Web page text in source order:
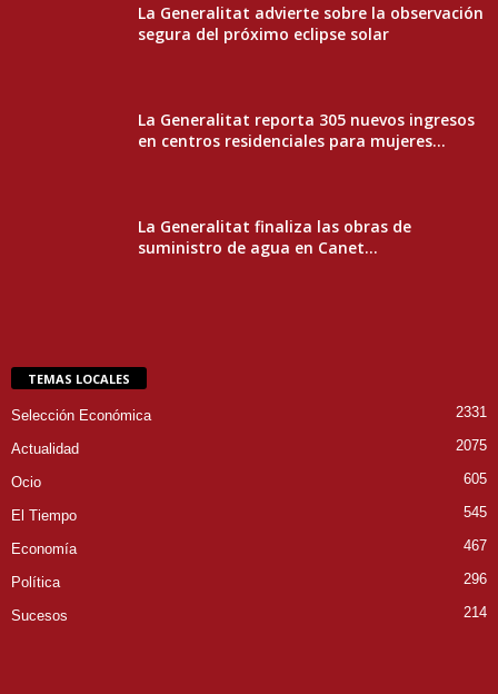
La Generalitat advierte sobre la observación
segura del próximo eclipse solar
La Generalitat reporta 305 nuevos ingresos
en centros residenciales para mujeres...
La Generalitat finaliza las obras de
suministro de agua en Canet...
TEMAS LOCALES
Selección Económica 2331
Actualidad 2075
Ocio 605
El Tiempo 545
Economía 467
Política 296
Sucesos 214